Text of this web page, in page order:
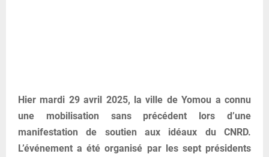
Hier mardi 29 avril 2025, la ville de Yomou a connu
une mobilisation sans précédent lors d’une
manifestation de soutien aux idéaux du CNRD.
L’événement a été organisé par les sept présidents